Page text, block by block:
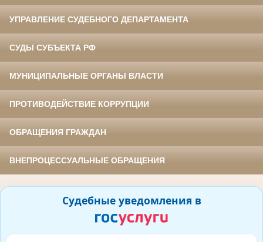
УПРАВЛЕНИЕ СУДЕБНОГО ДЕПАРТАМЕНТА
СУДЫ СУБЪЕКТА РФ
МУНИЦИПАЛЬНЫЕ ОРГАНЫ ВЛАСТИ
ПРОТИВОДЕЙСТВИЕ КОРРУПЦИИ
ОБРАЩЕНИЯ ГРАЖДАН
ВНЕПРОЦЕССУАЛЬНЫЕ ОБРАЩЕНИЯ
Судебные уведомления в